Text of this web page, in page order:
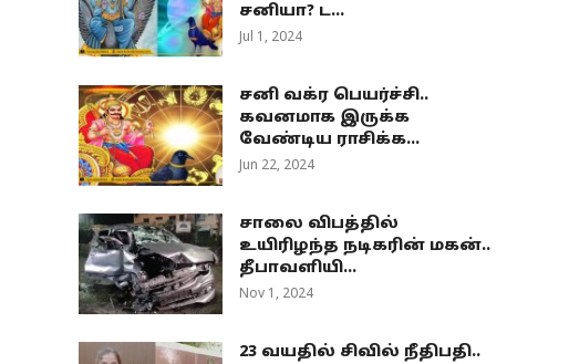
சனியா? ட...
Jul 1, 2024
சனி வக்ர பெயர்ச்சி..
கவனமாக இருக்க
வேண்டிய ராசிக்க...
Jun 22, 2024
சாலை விபத்தில்
உயிரிழந்த நடிகரின் மகன்..
தீபாவளியி...
Nov 1, 2024
23 வயதில் சிவில் நீதிபதி..